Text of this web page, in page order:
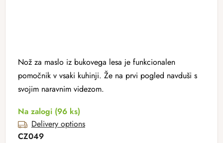
Nož za maslo iz bukovega lesa je funkcionalen
pomočnik v vsaki kuhinji. Že na prvi pogled navduši s
svojim naravnim videzom.
Na zalogi (96 ks)
Delivery options
CZ049